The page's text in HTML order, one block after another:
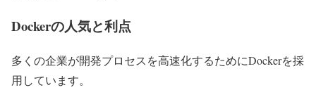
Dockerの人気と利点
多くの企業が開発プロセスを高速化するためにDockerを採
用しています。